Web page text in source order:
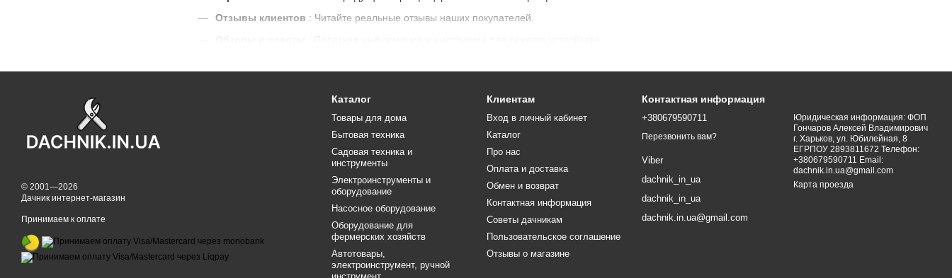
Отзывы клиентов : Читайте реальные отзывы наших покупателей.
© 2001—2026
Дачник интернет-магазин
Принимаем к оплате
Каталог
Товары для дома
Бытовая техника
Садовая техника и
инструменты
Электроинструменты и
оборудование
Насосное оборудование
Оборудование для
фермерских хозяйств
Автотовары,
электроинструмент, ручной
Клиентам
Вход в личный кабинет
Каталог
Про нас
Оплата и доставка
Обмен и возврат
Контактная информация
Советы дачникам
Пользовательское соглашение
Отзывы о магазине
Контактная информация
+380679590711
Перезвонить вам?
Viber
dachnik_in_ua
dachnik_in_ua
dachnik.in.ua@gmail.com
Юридическая информация: ФОП
Гончаров Алексей Владимирович
г. Харьков, ул. Юбилейная, 8
ЕГРПОУ 2893811672 Телефон:
+380679590711 Email:
dachnik.in.ua@gmail.com
Карта проезда